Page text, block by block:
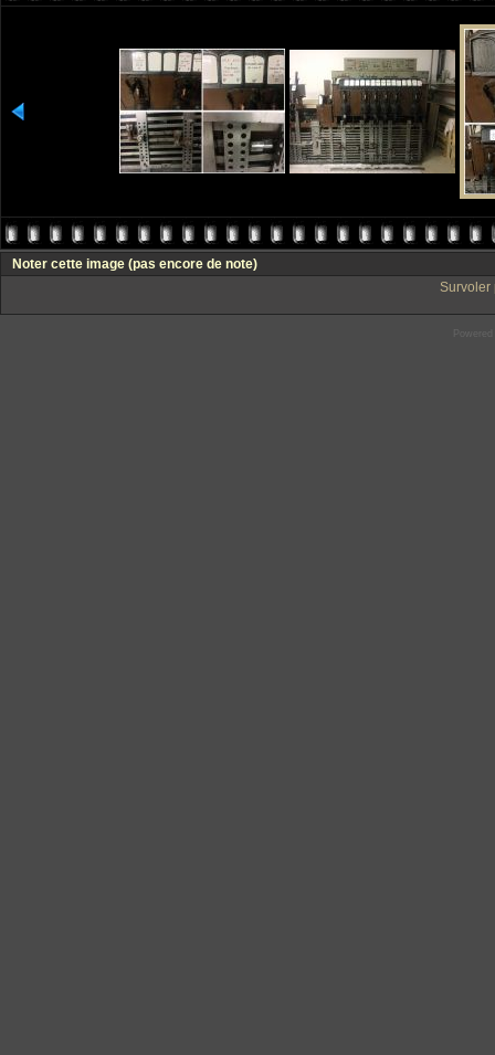
Noter cette image (pas encore de note)
Survoler